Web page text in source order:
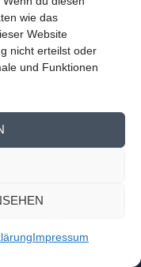
wie das
Website
nicht erteilst oder
und Funktionen
Impressum